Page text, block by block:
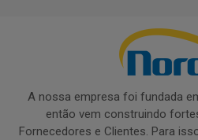
A nossa empresa foi fundada
então vem construindo
Fornecedores e Clientes. Para